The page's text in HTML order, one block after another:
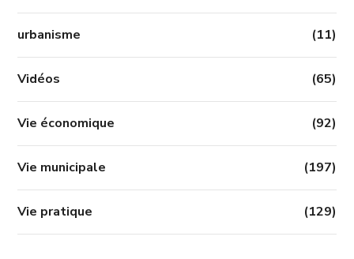
urbanisme (11)
Vidéos (65)
Vie économique (92)
Vie municipale (197)
Vie pratique (129)